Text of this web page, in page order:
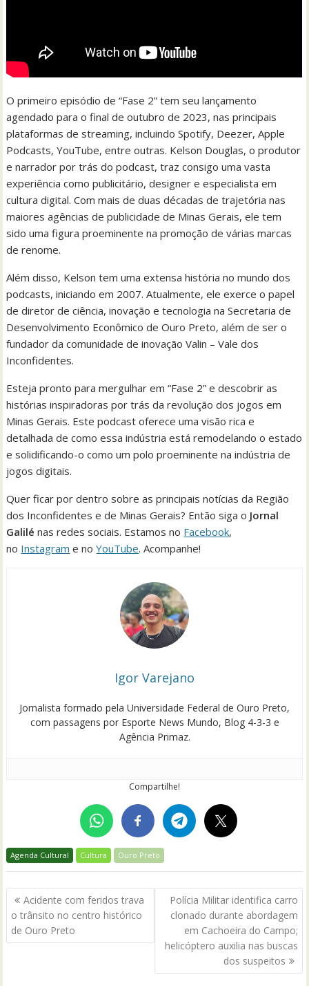
O primeiro episódio de “Fase 2” tem seu lançamento
agendado para o final de outubro de 2023, nas principais
plataformas de streaming, incluindo Spotify, Deezer, Apple
Podcasts, YouTube, entre outras. Kelson Douglas, o produtor
e narrador por trás do podcast, traz consigo uma vasta
experiência como publicitário, designer e especialista em
cultura digital. Com mais de duas décadas de trajetória nas
maiores agências de publicidade de Minas Gerais, ele tem
sido uma figura proeminente na promoção de várias marcas
de renome.
Além disso, Kelson tem uma extensa história no mundo dos
podcasts, iniciando em 2007. Atualmente, ele exerce o papel
de diretor de ciência, inovação e tecnologia na Secretaria de
Desenvolvimento Econômico de Ouro Preto, além de ser o
fundador da comunidade de inovação Valin – Vale dos
Inconfidentes.
Esteja pronto para mergulhar em “Fase 2” e descobrir as
histórias inspiradoras por trás da revolução dos jogos em
Minas Gerais. Este podcast oferece uma visão rica e
detalhada de como essa indústria está remodelando o estado
e solidificando-o como um polo proeminente na indústria de
jogos digitais.
Quer ficar por dentro sobre as principais notícias da Região
dos Inconfidentes e de Minas Gerais? Então siga o Jornal
Galilé nas redes sociais. Estamos no Facebook,
no Instagram e noYouTube. Acompanhe!
Igor Varejano
Jornalista formado pela Universidade Federal de Ouro Preto,
com passagens por Esporte News Mundo, Blog 4-3-3 e
Agência Primaz.
Compartilhe!
Agenda Cultural Cultura Ouro Preto
Navegação
de
Post
Acidente com feridos trava
o trânsito no centro histórico
de Ouro Preto
Polícia Militar identifica carro
clonado durante abordagem
em Cachoeira do Campo;
helicóptero auxilia nas buscas
dos suspeitos